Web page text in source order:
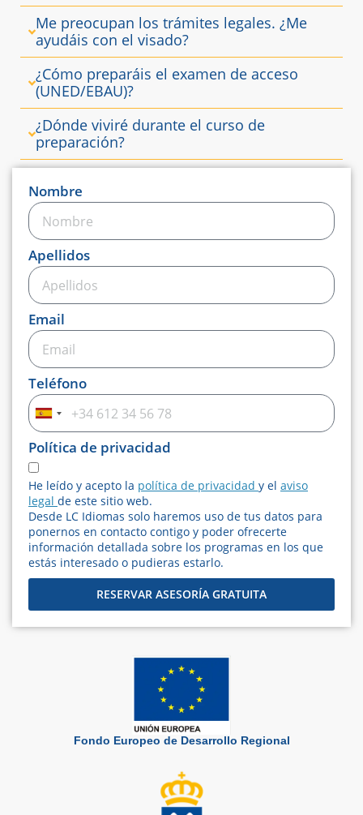
Nombre
Apellidos
Email
Teléfono
Spain
+34
Política de privacidad
He leído y acepto la política de privacidad y el aviso
legal de este sitio web.
Desde LC Idiomas solo haremos uso de tus datos para
ponernos en contacto contigo y poder ofrecerte
información detallada sobre los programas en los que
estás interesado o pudieras estarlo.
RESERVAR ASESORÍA GRATUITA
Me preocupan los trámites legales. ¿Me
ayudáis con el visado?
¿Cómo preparáis el examen de acceso
(UNED/EBAU)?
¿Dónde viviré durante el curso de
preparación?
Fondo Europeo de Desarrollo Regional